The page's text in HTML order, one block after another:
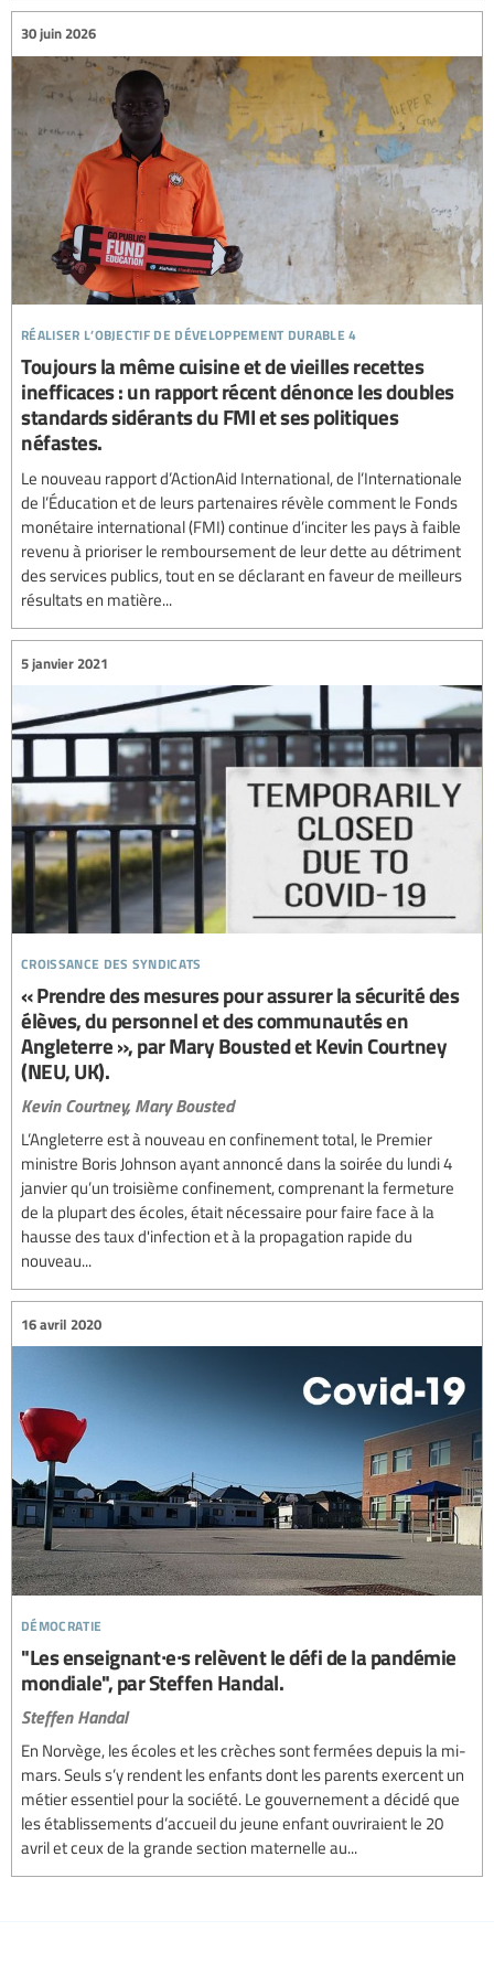
réaliser l’objectif de développement durable 4
30 juin 2026
Toujours la même cuisine et de vieilles recettes
inefficaces : un rapport récent dénonce les doubles
standards sidérants du FMI et ses politiques
néfastes.
Le nouveau rapport d’ActionAid International, de l’Internationale
de l’Éducation et de leurs partenaires révèle comment le Fonds
monétaire international (FMI) continue d’inciter les pays à faible
revenu à prioriser le remboursement de leur dette au détriment
des services publics, tout en se déclarant en faveur de meilleurs
résultats en matière...
croissance des syndicats
5 janvier 2021
« Prendre des mesures pour assurer la sécurité des
élèves, du personnel et des communautés en
Angleterre », par Mary Bousted et Kevin Courtney
(NEU, UK).
Kevin Courtney, Mary Bousted
L’Angleterre est à nouveau en confinement total, le Premier
ministre Boris Johnson ayant annoncé dans la soirée du lundi 4
janvier qu’un troisième confinement, comprenant la fermeture
de la plupart des écoles, était nécessaire pour faire face à la
hausse des taux d'infection et à la propagation rapide du
nouveau...
démocratie
16 avril 2020
"Les enseignant∙e∙s relèvent le défi de la pandémie
mondiale", par Steffen Handal.
Steffen Handal
En Norvège, les écoles et les crèches sont fermées depuis la mi-
mars. Seuls s’y rendent les enfants dont les parents exercent un
métier essentiel pour la société. Le gouvernement a décidé que
les établissements d’accueil du jeune enfant ouvriraient le 20
avril et ceux de la grande section maternelle au...